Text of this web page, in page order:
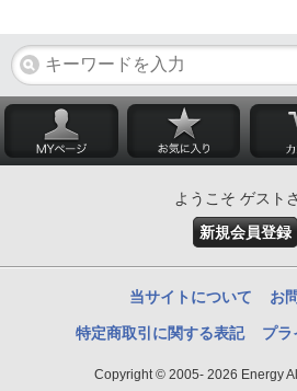
ようこそ ゲスト
新規会員登録
当サイトについて お
特定商取引に関する表記 プラ
Copyright © 2005- 2026 Energy